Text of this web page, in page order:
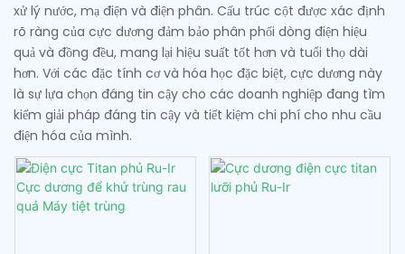
xử lý nước, mạ điện và điện phân. Cấu trúc cột được xác định
rõ ràng của cực dương đảm bảo phân phối dòng điện hiệu
quả và đồng đều, mang lại hiệu suất tốt hơn và tuổi thọ dài
hơn. Với các đặc tính cơ và hóa học đặc biệt, cực dương này
là sự lựa chọn đáng tin cậy cho các doanh nghiệp đang tìm
kiếm giải pháp đáng tin cậy và tiết kiệm chi phí cho nhu cầu
điện hóa của mình.